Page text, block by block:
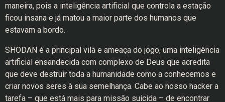
maneira, pois a inteligência artificial que controla a estação
ficou insana e já matou a maior parte dos humanos que
estavam a bordo.
SHODAN é a principal vilã e ameaça do jogo, uma inteligência
artificial ensandecida com complexo de Deus que acredita
que deve destruir toda a humanidade como a conhecemos e
criar novos seres à sua semelhança. Cabe ao nosso hacker a
tarefa – que está mais para missão suicida – de encontrar